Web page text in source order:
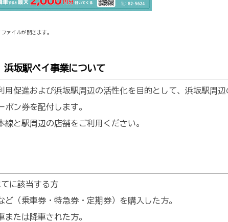
ァイルが開きます。
坂駅ペイ事業について
用促進および浜坂駅周辺の活性化を目的として、浜坂駅周
ポン券を配付します。
と駅周辺の店舗をご利用ください。
に該当する方
ど（乗車券・特急券・定期券）を購入した方。
または降車された方。